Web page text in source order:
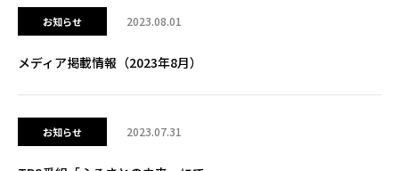
お知らせ 2023.08.01
メディア掲載情報（2023年8月）
お知らせ 2023.07.31